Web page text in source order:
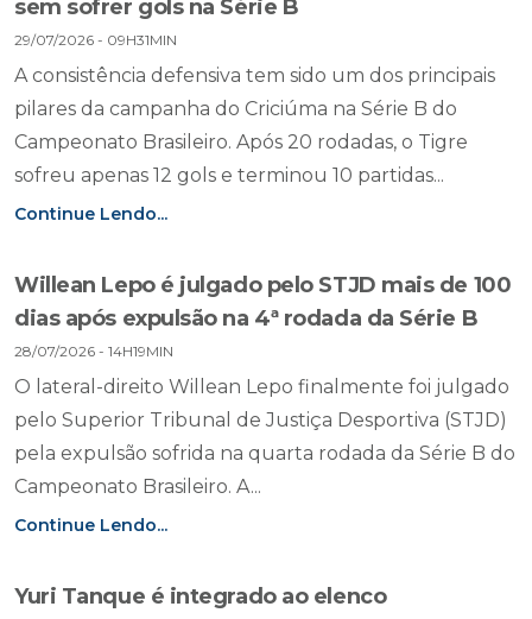
sem sofrer gols na Série B
29/07/2026 - 09H31MIN
A consistência defensiva tem sido um dos principais
pilares da campanha do Criciúma na Série B do
Campeonato Brasileiro. Após 20 rodadas, o Tigre
sofreu apenas 12 gols e terminou 10 partidas...
Continue Lendo...
Willean Lepo é julgado pelo STJD mais de 100
dias após expulsão na 4ª rodada da Série B
28/07/2026 - 14H19MIN
O lateral-direito Willean Lepo finalmente foi julgado
pelo Superior Tribunal de Justiça Desportiva (STJD)
pela expulsão sofrida na quarta rodada da Série B do
Campeonato Brasileiro. A...
Continue Lendo...
Yuri Tanque é integrado ao elenco